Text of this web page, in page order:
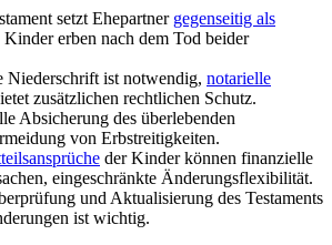
setzt Ehepartner gegenseitig als
Kinder erben nach dem Tod beider
Niederschrift ist notwendig, notarielle
zusätzlichen rechtlichen Schutz.
Absicherung des überlebenden
von Erbstreitigkeiten.
der Kinder können finanzielle
eingeschränkte Änderungsflexibilität.
und Aktualisierung des Testaments
ist wichtig.